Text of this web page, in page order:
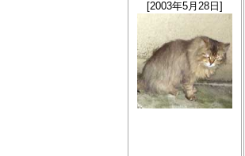
[2003年5月28日]